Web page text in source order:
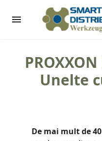
Unelte
De mai mult de